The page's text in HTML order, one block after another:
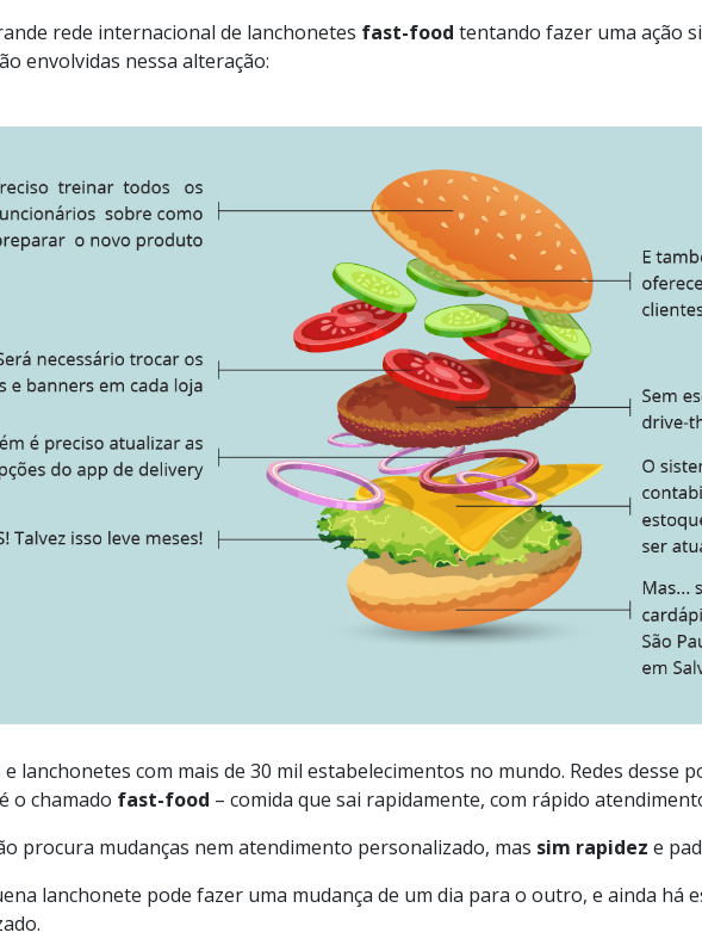
rede internacional de lanchonetes fast-food tentando fazer uma ação
envolvidas nessa alteração:
lanchonetes com mais de 30 mil estabelecimentos no mundo. Redes desse
o chamado fast-food – comida que sai rapidamente, com rápido
procura mudanças nem atendimento personalizado, mas sim rapidez e
lanchonete pode fazer uma mudança de um dia para o outro, e ainda há